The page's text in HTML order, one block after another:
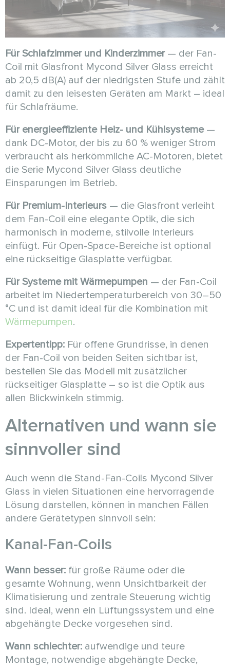
Für Schlafzimmer und Kinderzimmer— der Fan-
Coil mit Glasfront Mycond Silver Glass erreicht
ab 20,5 dB(A) auf der niedrigsten Stufe und zählt
damit zu den leisesten Geräten am Markt – ideal
für Schlafräume.
Für energieeffiziente Heiz- und Kühlsysteme—
dank DC-Motor, der bis zu 60 % weniger Strom
verbraucht als herkömmliche AC-Motoren, bietet
die Serie Mycond Silver Glass deutliche
Einsparungen im Betrieb.
Für Premium-Interieurs — die Glasfront verleiht
dem Fan-Coil eine elegante Optik, die sich
harmonisch in moderne, stilvolle Interieurs
einfügt. Für Open-Space-Bereiche ist optional
eine rückseitige Glasplatte verfügbar.
Für Systeme mit Wärmepumpen — der Fan-Coil
arbeitet im Niedertemperaturbereich von 30–50
°C und ist damit ideal für die Kombination mit
Wärmepumpen.
Expertentipp: Für offene Grundrisse, in denen
der Fan-Coil von beiden Seiten sichtbar ist,
bestellen Sie das Modell mit zusätzlicher
rückseitiger Glasplatte – so ist die Optik aus
allen Blickwinkeln stimmig.
Alternativen und wann sie
sinnvoller sind
Auch wenn die Stand-Fan-Coils Mycond Silver
Glass in vielen Situationen eine hervorragende
Lösung darstellen, können in manchen Fällen
andere Gerätetypen sinnvoll sein:
Kanal-Fan-Coils
Wann besser: für große Räume oder die
gesamte Wohnung, wenn Unsichtbarkeit der
Klimatisierung und zentrale Steuerung wichtig
sind. Ideal, wenn ein Lüftungssystem und eine
abgehängte Decke vorgesehen sind.
Wann schlechter: aufwendige und teure
Montage, notwendige abgehängte Decke,